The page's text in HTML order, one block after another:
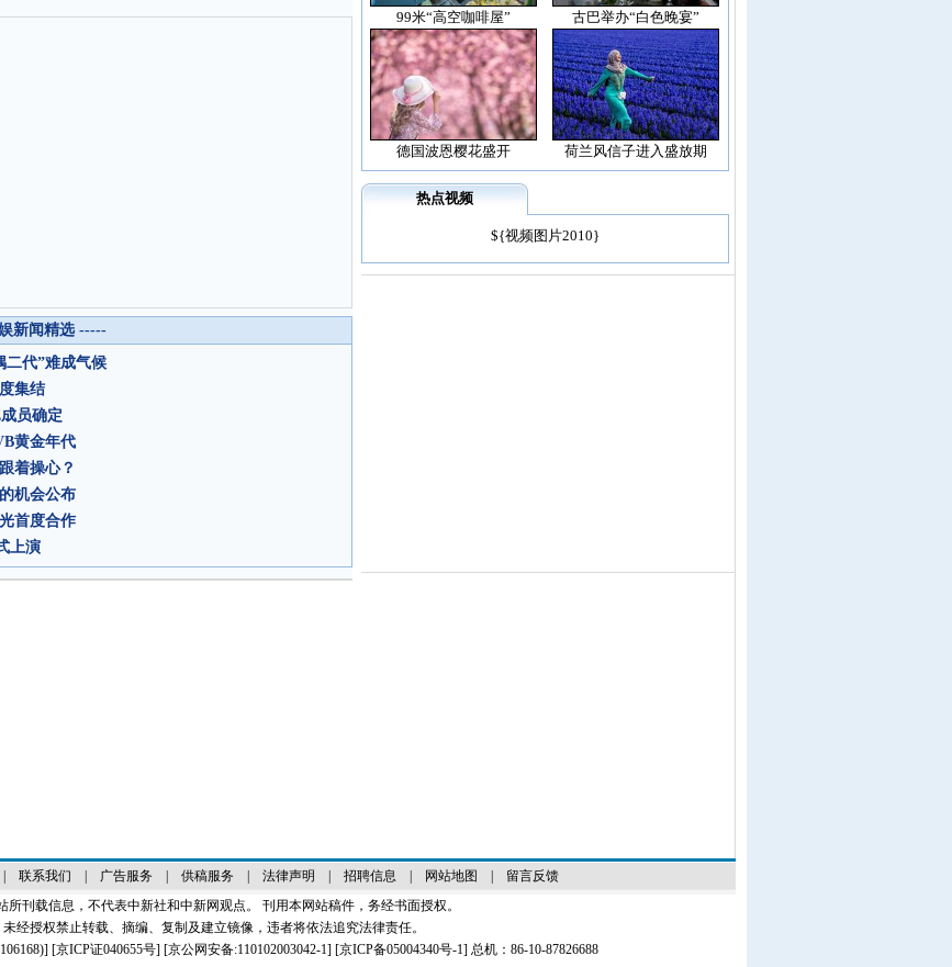
新闻精选 -----
二代”难成气候
集结
员确定
黄金年代
着操心？
机会公布
首度合作
上演
99米“高空咖啡屋” 古巴举办“白色晚宴”
德国波恩樱花盛开 荷兰风信子进入盛放期
热点视频
${视频图片2010}
联系我们 广告服务| 供稿服务| 法律声明 招聘信息 网站地图
留言反馈
所刊载信息，不代表中新社和中新网观点。 刊用本网站稿件，务经书面授权。
未经授权禁止转载、摘编、复制及建立镜像，违者将依法追究法律责任。
] [京ICP证040655号] [京公网安备:110102003042-1] [京ICP备05004340号-1] 总机：86-10-87826688